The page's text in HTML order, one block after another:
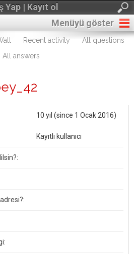
Yap | Kayıt ol
Menüyü göster
Recent activity
All questions
All answers
10 yıl (since 1 Ocak 2016)
Kayıtlı kullanıcı